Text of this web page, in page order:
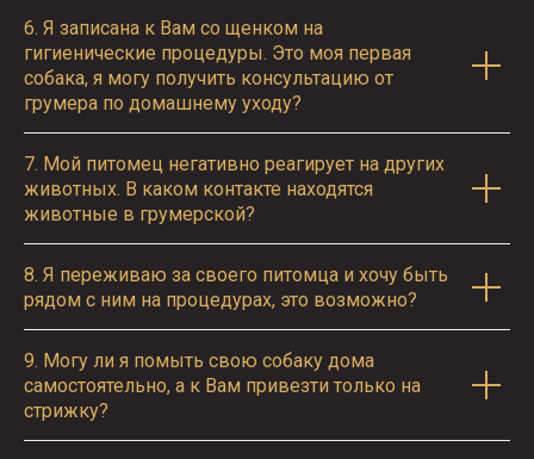
6. Я записана к Вам со щенком на
гигиенические процедуры. Это моя первая
собака, я могу получить консультацию от
грумера по домашнему уходу?
7. Мой питомец негативно реагирует на других
животных. В каком контакте находятся
животные в грумерской?
8. Я переживаю за своего питомца и хочу быть
рядом с ним на процедурах, это возможно?
9. Могу ли я помыть свою собаку дома
самостоятельно, а к Вам привезти только на
стрижку?